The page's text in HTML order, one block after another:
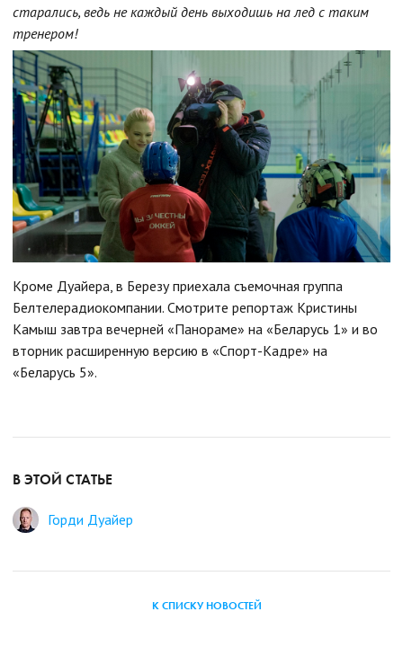
старались, ведь не каждый день выходишь на лед с таким
тренером!
Кроме Дуайера, в Березу приехала съемочная группа
Белтелерадиокомпании. Смотрите репортаж Кристины
Камыш завтра вечерней «Панораме» на «Беларусь 1» и во
вторник расширенную версию в «Спорт-Кадре» на
«Беларусь 5».
В ЭТОЙ СТАТЬЕ
Горди Дуайер
К СПИСКУ НОВОСТЕЙ